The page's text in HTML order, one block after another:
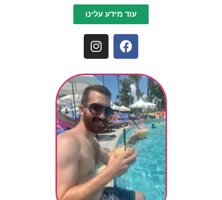
עוד מידע עלינו